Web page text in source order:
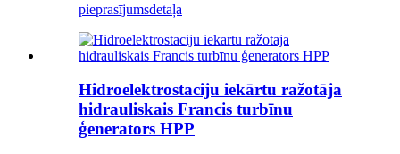
pieprasījumsdetaļa
Hidroelektrostaciju iekārtu ražotāja
hidrauliskais Francis turbīnu
ģenerators HPP